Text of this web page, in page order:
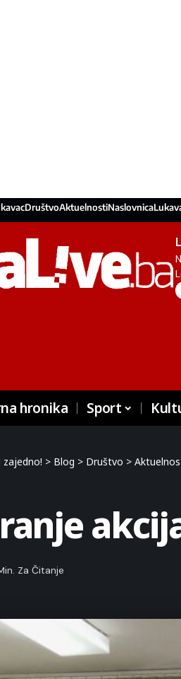
DruštvoAktuelnostiNaslovnica
hronika Sport
zajedno! > Blog > Društvo >
Za Čitanje